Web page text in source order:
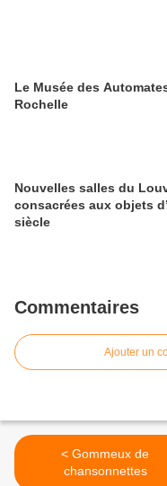
Le Musée des
Rochelle
Nouvelles salles du
consacrées aux objets
siècle
Commentaires
Ajouter un
< Gommeux de
chansonnettes